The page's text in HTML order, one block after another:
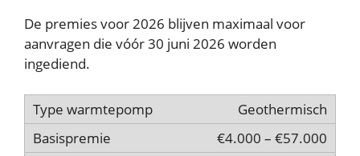
De premies voor 2026 blijven maximaal voor
aanvragen die vóór 30 juni 2026 worden
ingediend.
Geothermisch
€4.000 – €57.000